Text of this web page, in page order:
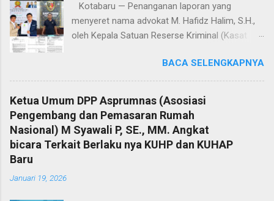
Kotabaru — Penanganan laporan yang
menyeret nama advokat M. Hafidz Halim, S.H.,
oleh Kepala Satuan Reserse Kriminal (Kasat
Y., S.T.K., S.I.K., M.H., menuai sorotan tajam dari
kalangan advokat dan pemerhati hukum. Proses
penyelidikan hingga penyidikan yang dilakukan
dinilai sarat kejanggalan dan berpotensi
mengarah pada dugaan kriminalisasi profesi
advokat. Jumat (16/1/2026). Sorotan ini
mencuat lantaran laporan polisi tertanggal 4
BACA SELENGKAPNYA
Ketua Umum DPP Asprumnas (Asosiasi
Pengembang dan Pemasaran Rumah
Nasional) M Syawali P, SE., MM. Angkat
bicara Terkait Berlaku nya KUHP dan KUHAP
Baru
Januari 19, 2026